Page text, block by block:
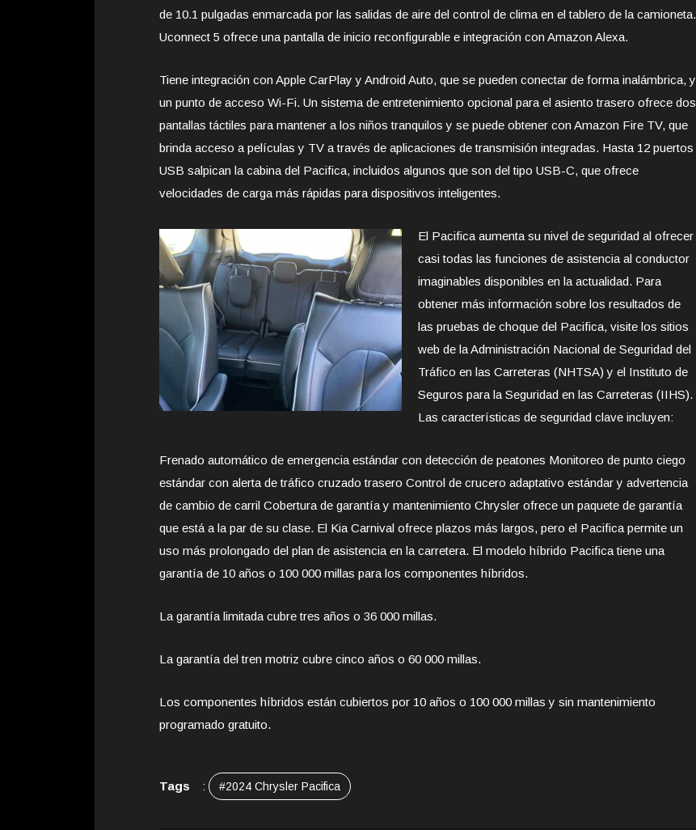
de 10.1 pulgadas enmarcada por las salidas de aire del control de clima en el tablero de la camioneta.
Uconnect 5 ofrece una pantalla de inicio reconfigurable e integración con Amazon Alexa.
Tiene integración con Apple CarPlay y Android Auto, que se pueden conectar de forma inalámbrica, y
un punto de acceso Wi-Fi. Un sistema de entretenimiento opcional para el asiento trasero ofrece dos
pantallas táctiles para mantener a los niños tranquilos y se puede obtener con Amazon Fire TV, que
brinda acceso a películas y TV a través de aplicaciones de transmisión integradas. Hasta 12 puertos
USB salpican la cabina del Pacifica, incluidos algunos que son del tipo USB-C, que ofrece
velocidades de carga más rápidas para dispositivos inteligentes.
El Pacifica aumenta su nivel de seguridad al ofrecer
casi todas las funciones de asistencia al conductor
imaginables disponibles en la actualidad. Para
obtener más información sobre los resultados de
las pruebas de choque del Pacifica, visite los sitios
web de la Administración Nacional de Seguridad del
Tráfico en las Carreteras (NHTSA) y el Instituto de
Seguros para la Seguridad en las Carreteras (IIHS).
Las características de seguridad clave incluyen:
Frenado automático de emergencia estándar con detección de peatones Monitoreo de punto ciego
estándar con alerta de tráfico cruzado trasero Control de crucero adaptativo estándar y advertencia
de cambio de carril Cobertura de garantía y mantenimiento Chrysler ofrece un paquete de garantía
que está a la par de su clase. El Kia Carnival ofrece plazos más largos, pero el Pacifica permite un
uso más prolongado del plan de asistencia en la carretera. El modelo híbrido Pacifica tiene una
garantía de 10 años o 100 000 millas para los componentes híbridos.
La garantía limitada cubre tres años o 36 000 millas.
La garantía del tren motriz cubre cinco años o 60 000 millas.
Los componentes híbridos están cubiertos por 10 años o 100 000 millas y sin mantenimiento
programado gratuito.
Tags : #2024 Chrysler Pacifica